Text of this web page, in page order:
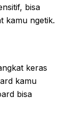
bisa
kamu ngetik.
keras
kamu
bisa